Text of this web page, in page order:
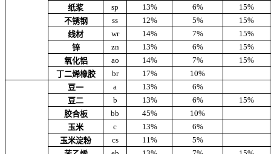
纸浆
sp 13% 6%
15%
不锈钢
ss 12% 5%
15%
线材
wr 14% 7%
15%
锌
zn 13% 6%
15%
氧化铝
ao 14% 7%
15%
丁二烯橡胶
br 17%
10%
豆一
a 13%
6%
豆二
b 13% 6%
15%
胶合板
bb 45%
10%
玉米
c 13%
6%
玉米淀粉
cs 11%
5%